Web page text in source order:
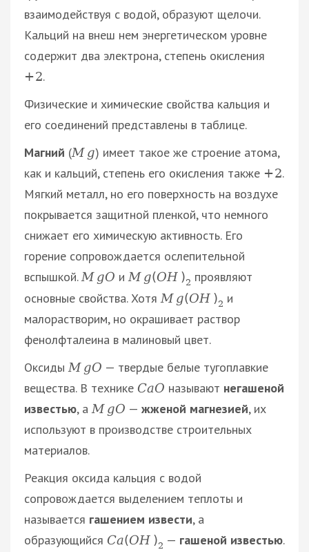
взаимодействуя с водой, образуют щелочи.
Кальций на внеш нем энергетическом уровне
содержит два электрона, степень окисления
+2.
Физические и химические свойства кальция и
его соединений представлены в таблице.
Магний (M g) имеет такое же строение атома,
как и кальций, степень его окисления также +2.
Мягкий металл, но его поверхность на воздухе
покрывается защитной пленкой, что немного
снижает его химическую активность. Его
горение сопровождается ослепительной
вспышкой.M gO иM g(OH )2 проявляют
основные свойства. ХотяM g(OH )2 и
малорастворим, но окрашивает раствор
фенолфталеина в малиновый цвет.
ОксидыM gO — твердые белые тугоплавкие
вещества. В технике CaO называют негашеной
известью, аM gO —жженой магнезией, их
используют в производстве строительных
материалов.
Реакция оксида кальция с водой
сопровождается выделением теплоты и
называется гашением извести, а
образующийся Ca(OH )2 — гашеной известью.